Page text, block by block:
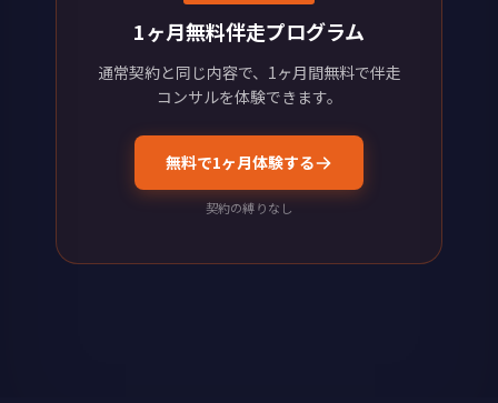
1ヶ月無料伴走プログラム
通常契約と同じ内容で、1ヶ月間無料で伴走
コンサルを体験できます。
無料で1ヶ月体験する
契約の縛りなし